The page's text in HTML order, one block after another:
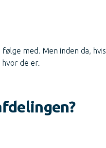
med. Men inden da, hvis
de er.